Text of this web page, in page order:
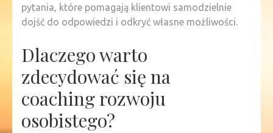
pytania, które pomagają klientowi samodzielnie
dojść do odpowiedzi i odkryć własne możliwości.
Dlaczego warto
zdecydować się na
coaching rozwoju
osobistego?